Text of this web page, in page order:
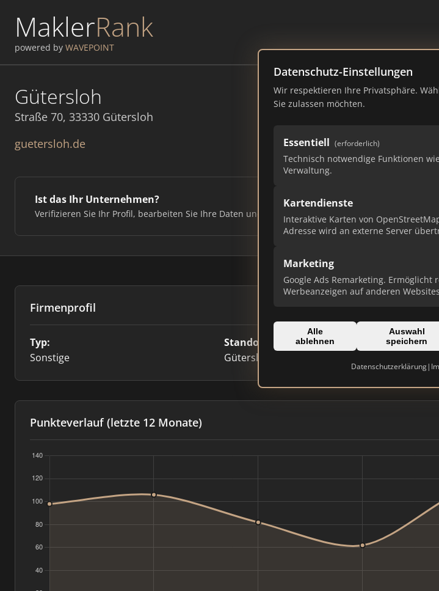
MaklerRank
powered by WAVEPOINT
Datenschutz-Einstellungen
Wir respektieren Ihre Privatsphäre.
Sie zulassen möchten.
Essentiell (erforderlich)
Technisch notwendige Funktionen
Verwaltung.
Kartendienste
Interaktive Karten von
Adresse wird an externe Server
Marketing
Google Ads Remarketing. Ermöglicht
Werbeanzeigen auf anderen
Alle
ablehnen
Auswahl
speichern
Datenschutzerklärung|
Gütersloh
Straße 70, 33330 Gütersloh
guetersloh.de
Ist das Ihr Unternehmen?
Verifizieren Sie Ihr Profil, bearbeiten Sie Ihre Daten und erhalten Sie monatliche Ranking-Updates.
Firmenprofil
Typ:
Sonstige
Standort:
Gütersloh
Punkteverlauf (letzte 12 Monate)